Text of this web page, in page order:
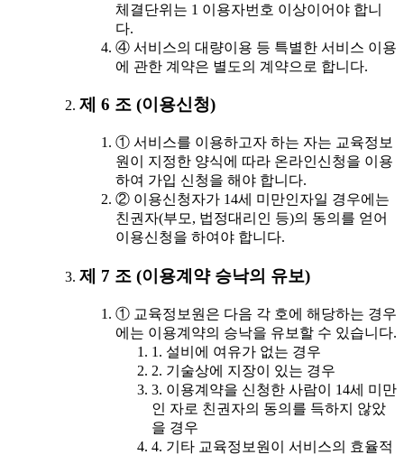
체결단위는 1 이용자번호 이상이어야 합니
다.
④ 서비스의 대량이용 등 특별한 서비스 이용
에 관한 계약은 별도의 계약으로 합니다.
제 6 조 (이용신청)
① 서비스를 이용하고자 하는 자는 교육정보
원이 지정한 양식에 따라 온라인신청을 이용
하여 가입 신청을 해야 합니다.
② 이용신청자가 14세 미만인자일 경우에는
친권자(부모, 법정대리인 등)의 동의를 얻어
이용신청을 하여야 합니다.
제 7 조 (이용계약 승낙의 유보)
① 교육정보원은 다음 각 호에 해당하는 경우
에는 이용계약의 승낙을 유보할 수 있습니다.
1. 설비에 여유가 없는 경우
2. 기술상에 지장이 있는 경우
3. 이용계약을 신청한 사람이 14세 미만
인 자로 친권자의 동의를 득하지 않았
을 경우
4. 기타 교육정보원이 서비스의 효율적